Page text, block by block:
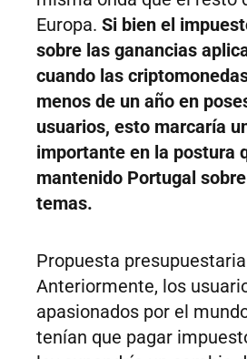
Europa. Si bien el
sobre las ganancias
cuando las
menos de un año en
usuarios, esto marcaría
importante en la postura
mantenido Portugal
temas.
Propuesta presupuestaria
Anteriormente, los
apasionados por el
tenían que pagar